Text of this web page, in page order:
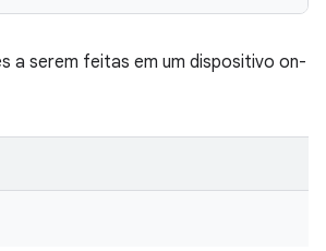
a serem feitas em um dispositivo on-